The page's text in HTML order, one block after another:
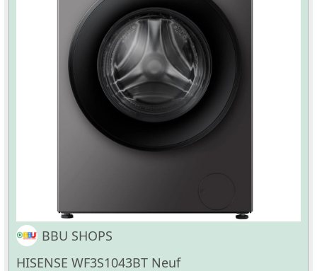
BBU SHOPS
HISENSE WF3S1043BT Neuf